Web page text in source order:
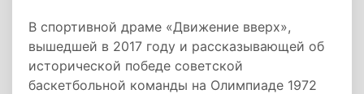
В спортивной драме «Движение вверх»,
вышедшей в 2017 году и рассказывающей об
исторической победе советской
баскетбольной команды на Олимпиаде 1972